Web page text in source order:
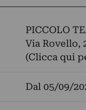
PICCOLO
Via Rovello,
(Clicca qui
Dal 05/09/